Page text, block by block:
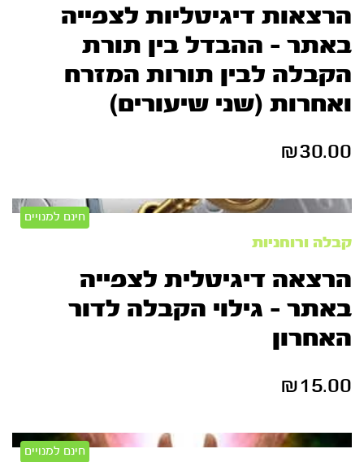
הרצאות דיגיטליות לצפייה
באתר – ההבדל בין תורת
הקבלה לבין תורות המזרח
ואחרות (שני שיעורים)
₪30.00
חינם למנויים
קבלה ורוחניות
הרצאה דיגיטלית לצפייה
באתר – גילוי הקבלה לדור
האחרון
₪15.00
חינם למנויים